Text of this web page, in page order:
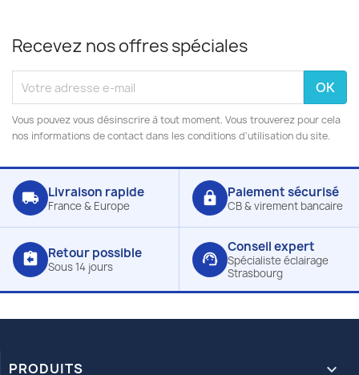
Recevez nos offres spéciales
Vous pouvez vous désinscrire à tout moment. Vous trouverez pour cela
nos informations de contact dans les conditions d'utilisation du site.
local_shipping Livraison rapide
France & Europe lock Paiement sécurisé
CB & virement bancaire
assignment_return Retour possible
Sous 14 jours support_agent
Conseil expert
Spécialiste éclairage
Strasbourg
PRODUITS 